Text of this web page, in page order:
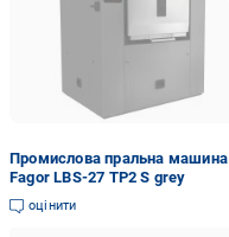
Промислова пральна машина
Fagor LBS-27 TP2 S grey
оцінити